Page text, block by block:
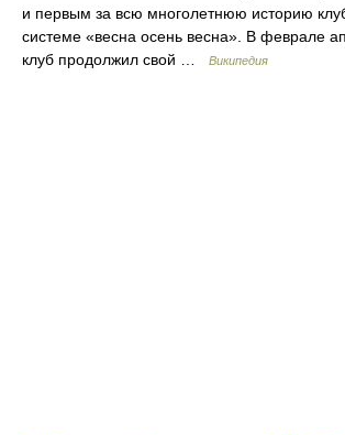
и первым за всю многолетнюю историю
системе «весна осень весна». В феврале
клуб продолжил свой …
Википедия